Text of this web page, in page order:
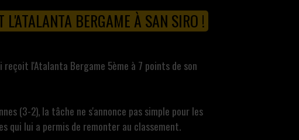
L'ATALANTA BERGAME À SAN SIRO !
reçoit l'Atalanta Bergame 5ème à 7 points de son
(3-2), la tâche ne s'annonce pas simple pour les
qui lui a permis de remonter au classement.